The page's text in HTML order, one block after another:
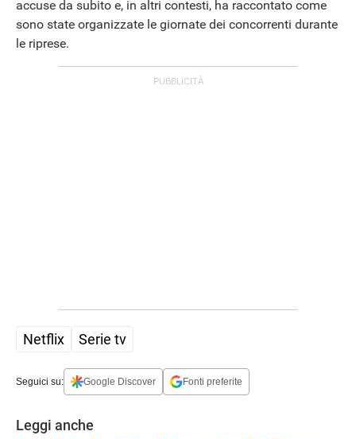
accuse da subito e, in altri contesti, ha raccontato come
sono state organizzate le giornate dei concorrenti durante
le riprese.
Netflix Serie tv
Seguici su: Google Discover Fonti preferite
Leggi anche